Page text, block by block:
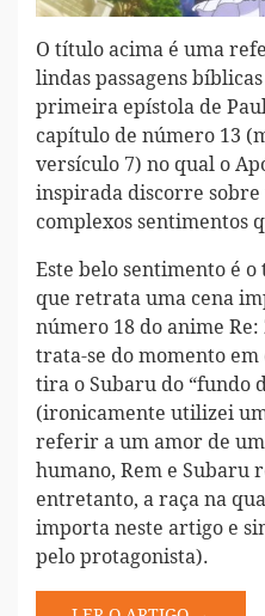
O título acima é uma
lindas passagens
primeira epístola de
capítulo de número 13
versículo 7) no qual o
inspirada discorre sobre
complexos sentimentos
Este belo sentimento é
que retrata uma cena
número 18 do anime
trata-se do momento
tira o Subaru do “fundo
(ironicamente utilizei
referir a um amor de
humano, Rem e Subaru
entretanto, a raça na
importa neste artigo e
pelo protagonista).